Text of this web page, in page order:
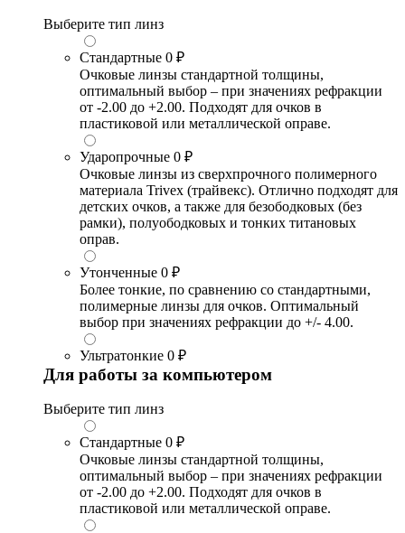
Выберите тип линз
Стандартные 0 ₽
Очковые линзы стандартной толщины,
оптимальный выбор – при значениях рефракции
от -2.00 до +2.00. Подходят для очков в
пластиковой или металлической оправе.
Ударопрочные 0 ₽
Очковые линзы из сверхпрочного полимерного
материала Trivex (трайвекс). Отлично подходят для
детских очков, а также для безободковых (без
рамки), полуободковых и тонких титановых
оправ.
Утонченные 0 ₽
Более тонкие, по сравнению со стандартными,
полимерные линзы для очков. Оптимальный
выбор при значениях рефракции до +/- 4.00.
Ультратонкие 0 ₽
Для работы за компьютером
Выберите тип линз
Стандартные 0 ₽
Очковые линзы стандартной толщины,
оптимальный выбор – при значениях рефракции
от -2.00 до +2.00. Подходят для очков в
пластиковой или металлической оправе.